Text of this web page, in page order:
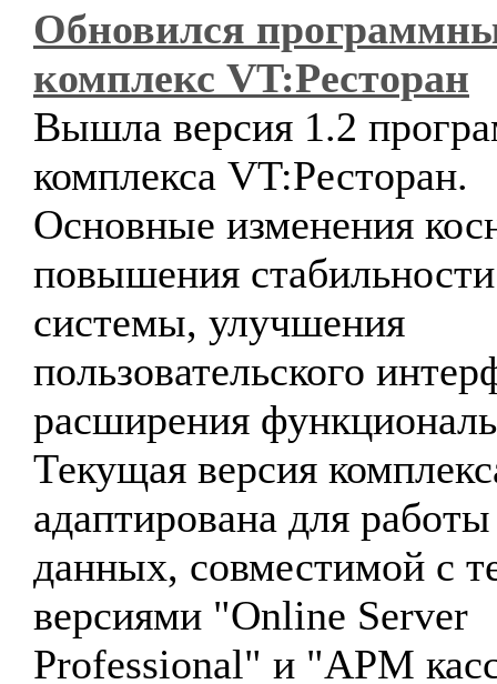
Обновился
комплекс VT:Ресторан
Вышла версия 1.2
комплекса VT:Ресторан.
Основные изменения
повышения
системы, улучшения
пользовательского
расширения
Текущая версия
адаптирована для
данных, совместимой с
версиями "Online Server
Professional" и "АРМ